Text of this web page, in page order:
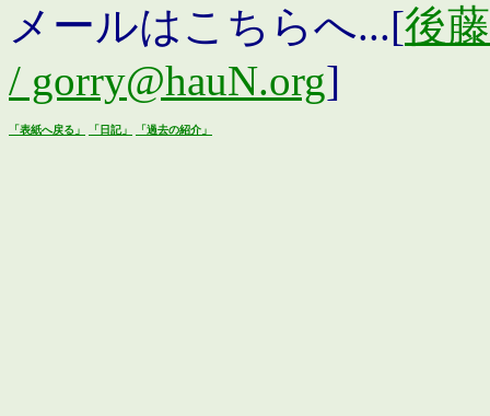
メールはこちらへ...[後
/ gorry@hauN.org]
「表紙へ戻る」 「日記」 「過去の紹介」